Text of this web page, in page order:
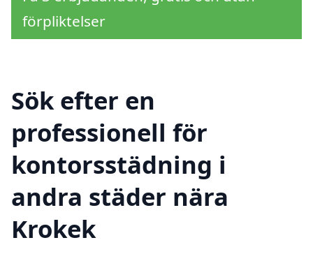
förpliktelser
Sök efter en
professionell för
kontorsstädning i
andra städer nära
Krokek